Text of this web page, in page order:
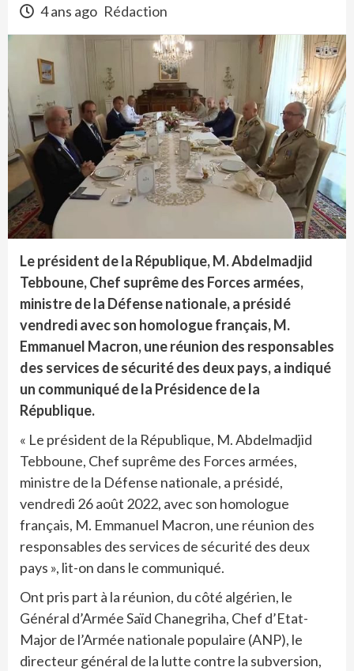
4 ans ago Rédaction
Le président de la République, M. Abdelmadjid
Tebboune, Chef suprême des Forces armées,
ministre de la Défense nationale, a présidé
vendredi avec son homologue français, M.
Emmanuel Macron, une réunion des responsables
des services de sécurité des deux pays, a indiqué
un communiqué de la Présidence de la
République.
« Le président de la République, M. Abdelmadjid
Tebboune, Chef suprême des Forces armées,
ministre de la Défense nationale, a présidé,
vendredi 26 août 2022, avec son homologue
français, M. Emmanuel Macron, une réunion des
responsables des services de sécurité des deux
pays », lit-on dans le communiqué.
Ont pris part à la réunion, du côté algérien, le
Général d’Armée Saïd Chanegriha, Chef d’Etat-
Major de l’Armée nationale populaire (ANP), le
directeur général de la lutte contre la subversion,